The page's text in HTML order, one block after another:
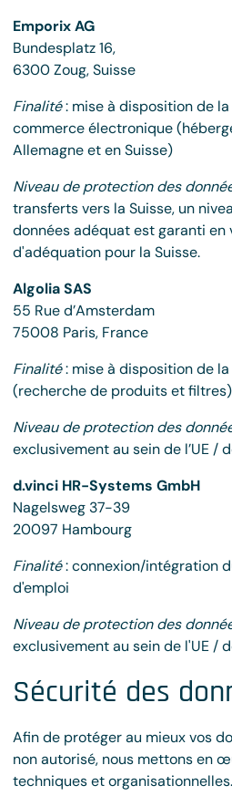
Emporix AG
Bundesplatz 16,
6300 Zoug, Suisse
Finalité: mise à disposition de
commerce électronique
Allemagne et en Suisse)
Niveau de protection des
transferts vers la Suisse, un
données adéquat est garanti en
d'adéquation pour la Suisse.
Algolia SAS
55 Rue d’Amsterdam
75008 Paris, France
Finalité: mise à disposition de
(recherche de produits et filtres)
Niveau de protection des
exclusivement au sein de l’UE /
d.vinci HR-Systems GmbH
Nagelsweg 37-39
20097 Hambourg
Finalité: connexion/intégration
d'emploi
Niveau de protection des
exclusivement au sein de l'UE /
Sécurité des
Afin de protéger au mieux vos
non autorisé, nous mettons en
techniques et